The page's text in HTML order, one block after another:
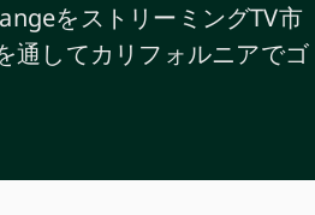
をストリーミングTV市
通してカリフォルニアでゴ